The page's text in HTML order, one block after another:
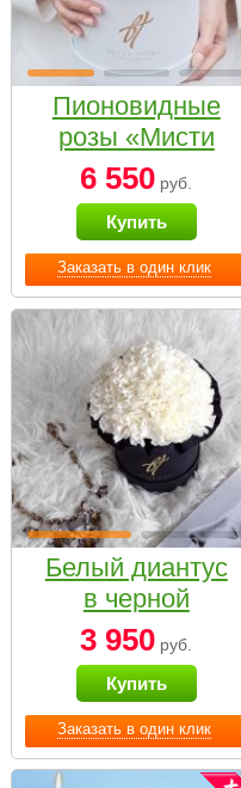
Заказать в один клик
Пионовидные
розы «Мисти
бабблс» в белой
коробке Small
6 550 руб.
Купить
Заказать в один клик
Белый диантус
в черной
коробке Small
3 950 руб.
Купить